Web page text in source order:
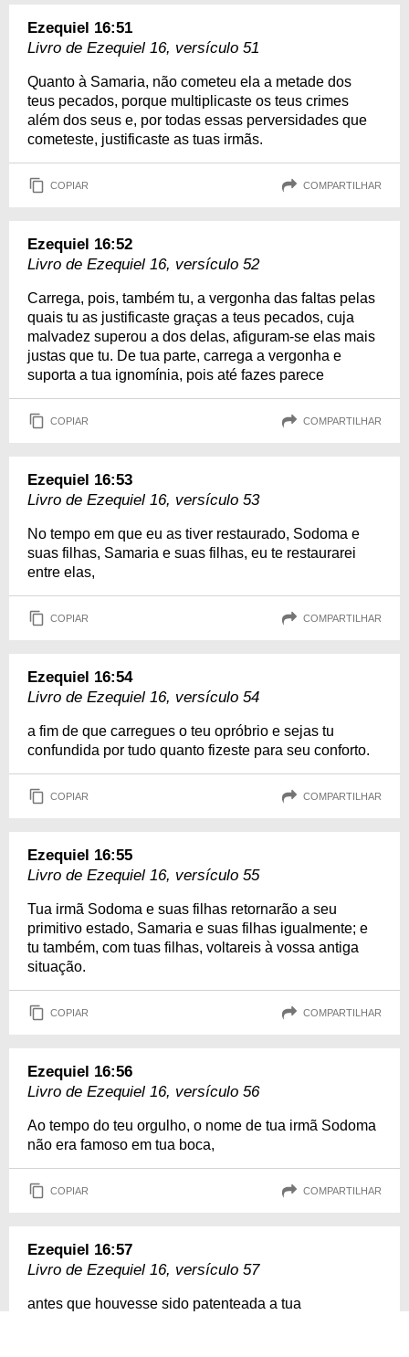
Ezequiel 16:51
Livro de Ezequiel 16, versículo 51
Quanto à Samaria, não cometeu ela a metade dos
teus pecados, porque multiplicaste os teus crimes
além dos seus e, por todas essas perversidades que
cometeste, justificaste as tuas irmãs.
COPIAR COMPARTILHAR
Ezequiel 16:52
Livro de Ezequiel 16, versículo 52
Carrega, pois, também tu, a vergonha das faltas pelas
quais tu as justificaste graças a teus pecados, cuja
malvadez superou a dos delas, afiguram-se elas mais
justas que tu. De tua parte, carrega a vergonha e
suporta a tua ignomínia, pois até fazes parece
COPIAR COMPARTILHAR
Ezequiel 16:53
Livro de Ezequiel 16, versículo 53
No tempo em que eu as tiver restaurado, Sodoma e
suas filhas, Samaria e suas filhas, eu te restaurarei
entre elas,
COPIAR COMPARTILHAR
Ezequiel 16:54
Livro de Ezequiel 16, versículo 54
a fim de que carregues o teu opróbrio e sejas tu
confundida por tudo quanto fizeste para seu conforto.
COPIAR COMPARTILHAR
Ezequiel 16:55
Livro de Ezequiel 16, versículo 55
Tua irmã Sodoma e suas filhas retornarão a seu
primitivo estado, Samaria e suas filhas igualmente; e
tu também, com tuas filhas, voltareis à vossa antiga
situação.
COPIAR COMPARTILHAR
Ezequiel 16:56
Livro de Ezequiel 16, versículo 56
Ao tempo do teu orgulho, o nome de tua irmã Sodoma
não era famoso em tua boca,
COPIAR COMPARTILHAR
Ezequiel 16:57
Livro de Ezequiel 16, versículo 57
antes que houvesse sido patenteada a tua